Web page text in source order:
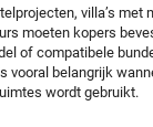
villa’s met
moeten kopers
of compatibele
vooral belangrijk
wordt gebruikt.